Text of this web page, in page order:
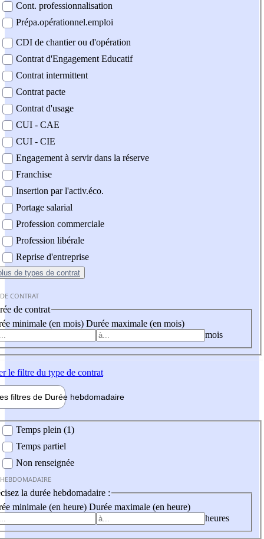
Cont. professionnalisation
Prépa.opérationnel.emploi
CDI de chantier ou d'opération
Contrat d'Engagement Educatif
Contrat intermittent
Contrat pacte
Contrat d'usage
CUI - CAE
CUI - CIE
Engagement à servir dans la réserve
Franchise
Insertion par l'activ.éco.
Portage salarial
Profession commerciale
Profession libérale
Reprise d'entreprise
de types de contrat
CONTRAT
de contrat
minimale (en mois) Durée maximale (en mois)
mois
le filtre du type de contrat
filtres de Durée hebdomadaire
Temps plein (1)
Temps partiel
Non renseignée
la durée hebdomadaire :
minimale (en heure) Durée maximale (en heure)
heures